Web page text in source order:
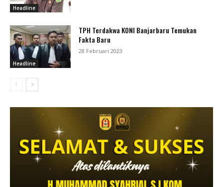
Headline
Headline
TPH Terdakwa KONI Banjarbaru Temukan
Fakta Baru
28 Februari 2023